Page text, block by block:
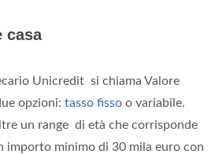
casa
Unicredit si chiama Valore
opzioni: tasso fisso o variabile.
un range di età che corrisponde
importo minimo di 30 mila euro con